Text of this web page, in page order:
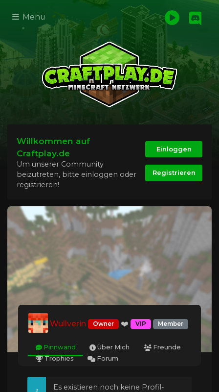
Menü
Willkommen auf
Craftplay.de
Um unserer Community
beizutreten, bitte einloggen oder
registrieren!
Einloggen
Registrieren
Wullverin Owner ❤️ VIP Member
Pinnwand Über Mich
Freunde
Trophies
Forum
Es existieren noch keine Profil-